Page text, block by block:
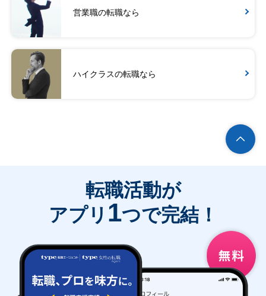
営業職の転職なら
ハイクラスの転職なら
転職活動が
アプリ 1つで完結！